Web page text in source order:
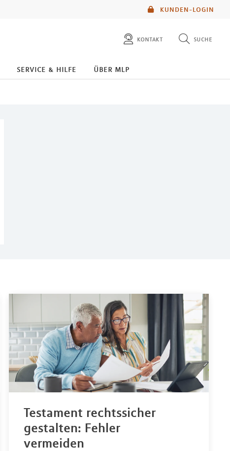
KUNDEN-LOGIN
kontakt suche
diese website durchsuchen
service & hilfe über mlp
Testament rechtssicher
gestalten: Fehler
vermeiden